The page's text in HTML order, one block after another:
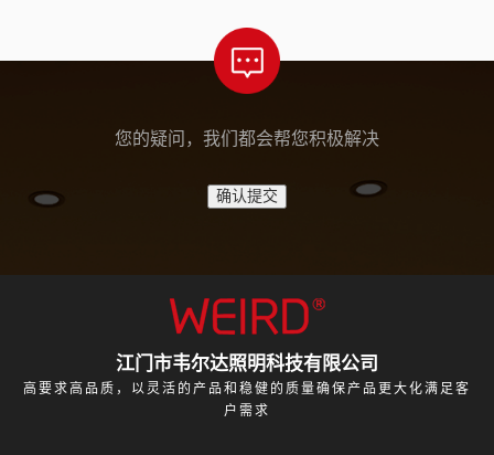
您的疑问，我们都会帮您积极解决
江门市韦尔达照明科技有限公司
高要求高品质，以灵活的产品和稳健的质量确保产品更大化满足客
户需求